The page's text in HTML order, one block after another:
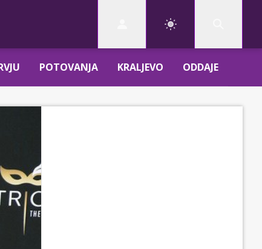
POTOVANJA KRALJEVO ODDAJE